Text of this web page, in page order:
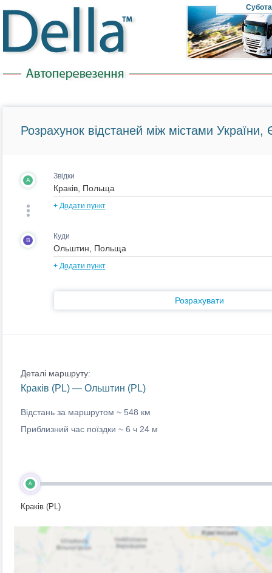
Субота
Розрахунок відстаней між містами України,
A Звідки
+ Додати пункт
B Куди
+ Додати пункт
Розрахувати
Деталі маршруту:
Краків (PL) — Ольштин (PL)
Відстань за маршрутом ~ 548 км
Приблизний час поїздки ~ 6 ч 24 м
A
Краків (PL)